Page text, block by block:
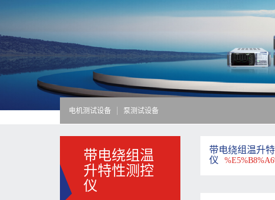
电机测试设备 泵测试设备
带电绕组温
升特性测控
仪
带电绕组温升
仪